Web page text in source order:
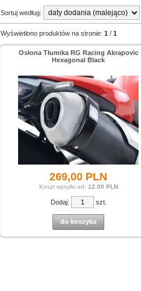
Sortuj według:
Wyświetlono produktów na stronie: 1 / 1
Osłona Tłumika RG Racing Akrapovic
Hexagonal Black
269,00 PLN
Koszt wysyłki od: 12.00 PLN
Dodaj: szt.
do koszyka